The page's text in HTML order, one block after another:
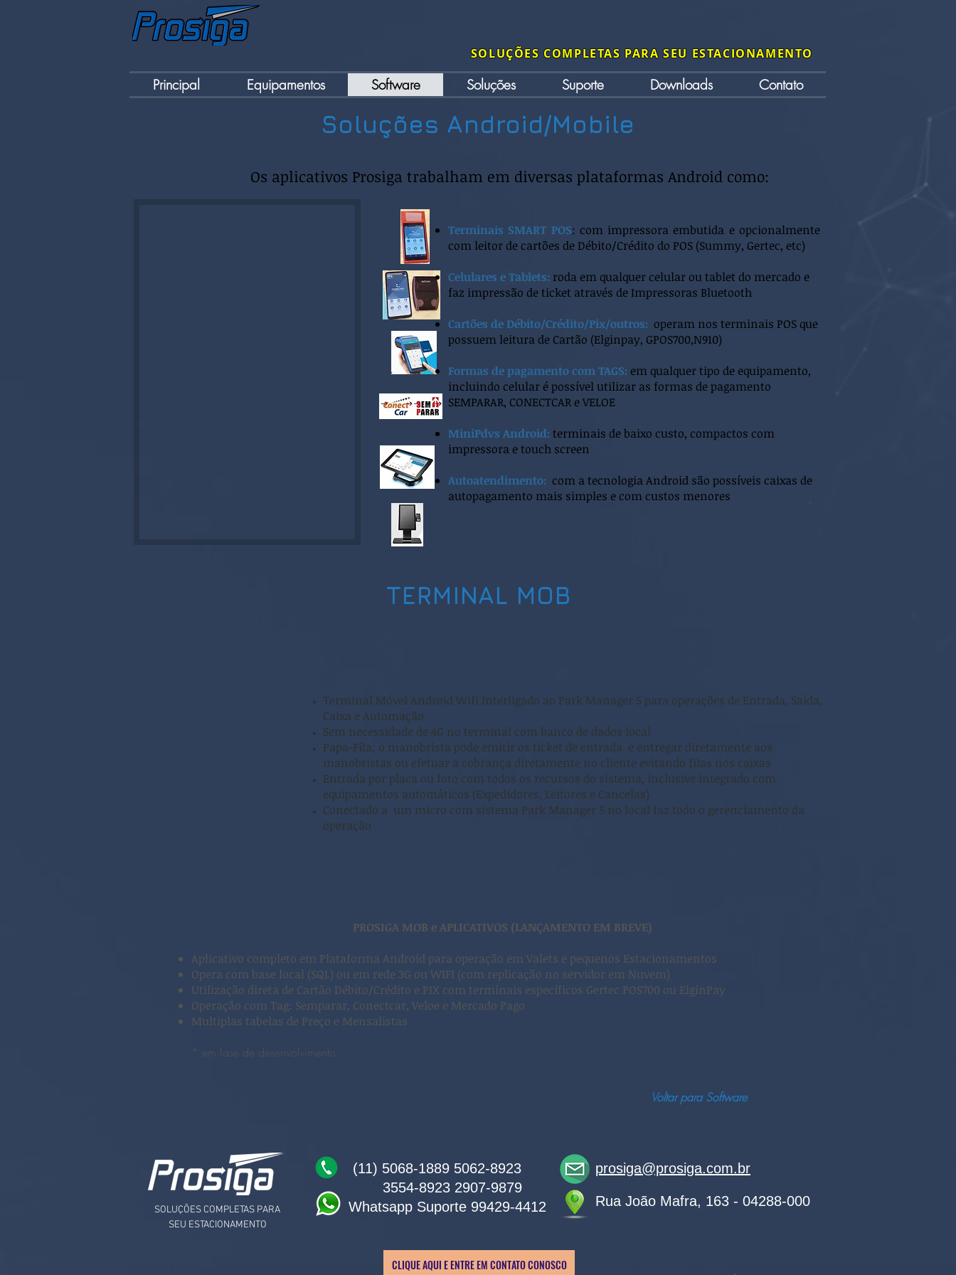
SOLUÇÕES COMPLETAS PARA SEU ESTACIONAMENTO
Principal Equipamentos Software Soluções Suporte Downloads Contato
Soluções Android/Mobile
Os aplicativos Prosiga trabalham em diversas plataformas Android como:
Terminais SMART POS: com impressora embutida e opcionalmente
com leitor de cartões de Débito/Crédito do POS (Summy, Gertec, etc)
Celulares e Tablets: roda em qualquer celular ou tablet do mercado e
faz impressão de ticket através de Impressoras Bluetooth
Cartões de Débito/Crédito/Pix/outros: operam nos terminais POS que
possuem leitura de Cartão (Elginpay, GPOS700,N910)
Formas de pagamento com TAGS: em qualquer tipo de equipamento,
incluindo celular é possível utilizar as formas de pagamento
SEMPARAR, CONECTCAR e VELOE
MiniPdvs Android: terminais de baixo custo, compactos com
impressora e touch screen
Autoatendimento: com a tecnologia Android são possíveis caixas de
autopagamento mais simples e com custos menores
TERMINAL MOB
Terminal Móvel Android Wifi Interligado ao Park Manager 5 para operações de Entrada, Saída,
Caixa e Automação
Sem necessidade de 4G no terminal com banco de dados local
Papa-Fila: o manobrista pode emitir os ticket de entrada e entregar diretamente aos
manobristas ou efetuar a cobrança diretamente no cliente evitando filas nos caixas
Entrada por placa ou foto com todos os recursos do sistema, inclusive integrado com
equipamentos automáticos (Expedidores, Leitores e Cancelas)
Conectado a um micro com sistema Park Manager 5 no local faz todo o gerenciamento da
operação
PROSIGA MOB e APLICATIVOS (LANÇAMENTO EM BREVE)
Aplicativo completo em Plataforma Android para operação em Valets e pequenos Estacionamentos
Opera com base local (SQL) ou em rede 3G ou WIFI (com replicação no servidor em Nuvem)
Utilização direta de Cartão Débito/Crédito e PIX com terminais específicos Gertec POS700 ou ElginPay
Operação com Tag: Semparar, Conectcar, Veloe e Mercado Pago
Multiplas tabelas de Preço e Mensalistas
* em fase de desenvolvimento
Voltar para Software
SOLUÇÕES COMPLETAS PARA
SEU ESTACIONAMENTO
(11) 5068-1889 5062-8923
3554-8923 2907-9879
Whatsapp Suporte 99429-4412
prosiga@prosiga.com.br
Rua João Mafra, 163 - 04288-000
CLIQUE AQUI E ENTRE EM CONTATO CONOSCO